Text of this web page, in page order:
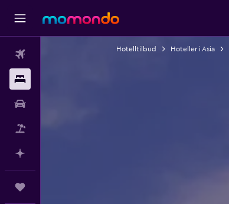
Hotelltilbud Hoteller i Asia